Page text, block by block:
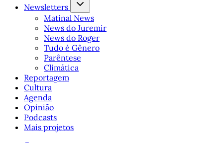
Newsletters
Matinal News
News do Juremir
News do Roger
Tudo é Gênero
Parêntese
Climática
Reportagem
Cultura
Agenda
Opinião
Podcasts
Mais projetos